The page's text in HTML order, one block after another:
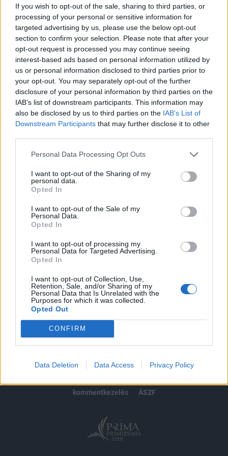
If you wish to opt-out of the sale, sharing to third parties, or
processing of your personal or sensitive information for
targeted advertising by us, please use the below opt-out
section to confirm your selection. Please note that after your
opt-out request is processed you may continue seeing
interest-based ads based on personal information utilized by
us or personal information disclosed to third parties prior to
your opt-out. You may separately opt-out of the further
disclosure of your personal information by third parties on the
IAB’s list of downstream participants. This information may
also be disclosed by us to third parties on the IAB’s List of
Downstream Participants that may further disclose it to other
Personal Data Processing Opt Outs
I want to opt-out of the Sharing of my
personal data.
Opted In
I want to opt-out of the Sale of my
Personal Data.
Opted In
I want to opt-out of processing my
Personal Data for Targeted Advertising.
Opted In
I want to opt-out of Collection, Use,
Retention, Sale, and/or Sharing of my
Personal Data that Is Unrelated with the
Purposes for which it was collected.
Opted Out
CONFIRM
Data Deletion Data Access Privacy Policy
A cseh ingatlanfejlesztő azzal indokolta a halasztást, hogy
még a bevezetés előtt befejezze a folyamatban lévő
projektjeit. A megjelölt időpontig 35%-kal 1.4 millió
négyzetméterre nő majd a terveik szerint az
ingatlanportfóliójuk, melynek jelenlegi piaci értéke kb. 900
millió euró.
KEDVES OLVASÓNK!
A keresett cikk a portfolio.hu hírarchívumához
Portfolio.hu teljes cikkarchívum
Kötéslisták: BÉT elmúlt 2 év napon belüli
MÁR ELŐFIZETŐNK VAGY?
© 2026 Portfolio
jogi nyilatkozat
kommentkezelés
ÁSZF